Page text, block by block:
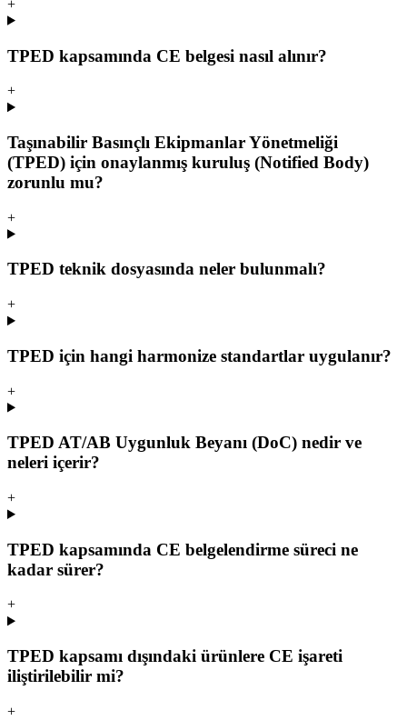
+
TPED kapsamında CE belgesi nasıl alınır?
+
Taşınabilir Basınçlı Ekipmanlar Yönetmeliği
(TPED) için onaylanmış kuruluş (Notified Body)
zorunlu mu?
+
TPED teknik dosyasında neler bulunmalı?
+
TPED için hangi harmonize standartlar uygulanır?
+
TPED AT/AB Uygunluk Beyanı (DoC) nedir ve
neleri içerir?
+
TPED kapsamında CE belgelendirme süreci ne
kadar sürer?
+
TPED kapsamı dışındaki ürünlere CE işareti
iliştirilebilir mi?
+